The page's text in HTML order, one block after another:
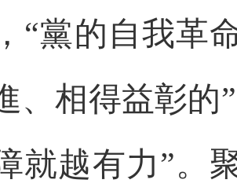
“黨的自我革
、相得益彰的
就越有力”。